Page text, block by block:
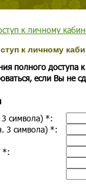
к личному
к личному
полного доступа
если Вы не
символа) *:
3 символа) *:
*: